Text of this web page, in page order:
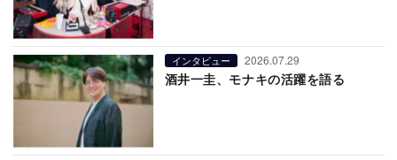
インタビュー 2026.07.29
酒井一圭、モナキの活躍を語る